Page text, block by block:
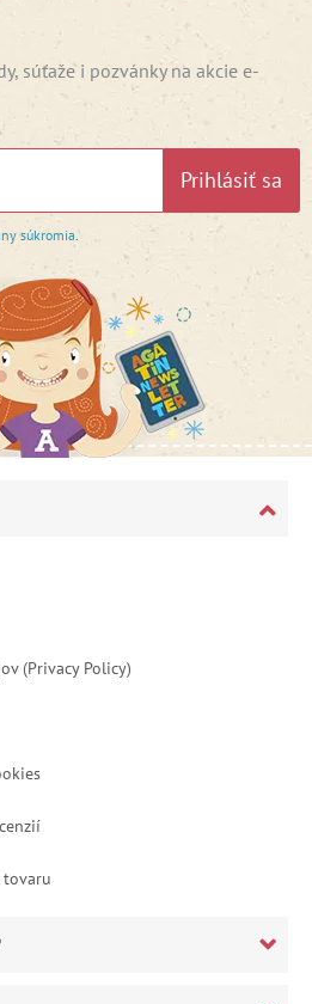
súťaže i pozvánky na akcie e-
Prihlásiť sa
súkromia
(Privacy Policy)